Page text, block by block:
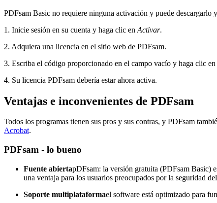
PDFsam Basic no requiere ninguna activación y puede
1. Inicie sesión en su cuenta y haga clic en Activar.
2. Adquiera una licencia en el sitio web de PDFsam.
3. Escriba el código proporcionado en el campo vacío y haga clic en
4. Su licencia PDFsam debería estar ahora activa.
Ventajas e inconvenientes de PDFsam
Todos los programas tienen sus pros y sus contras, y PDFsam
Acrobat.
PDFsam - lo bueno
Fuente abiertapDFsam: la versión gratuita (PDFsam Basic)
una ventaja para los usuarios preocupados por la seguridad
Soporte multiplataformael software está optimizado para